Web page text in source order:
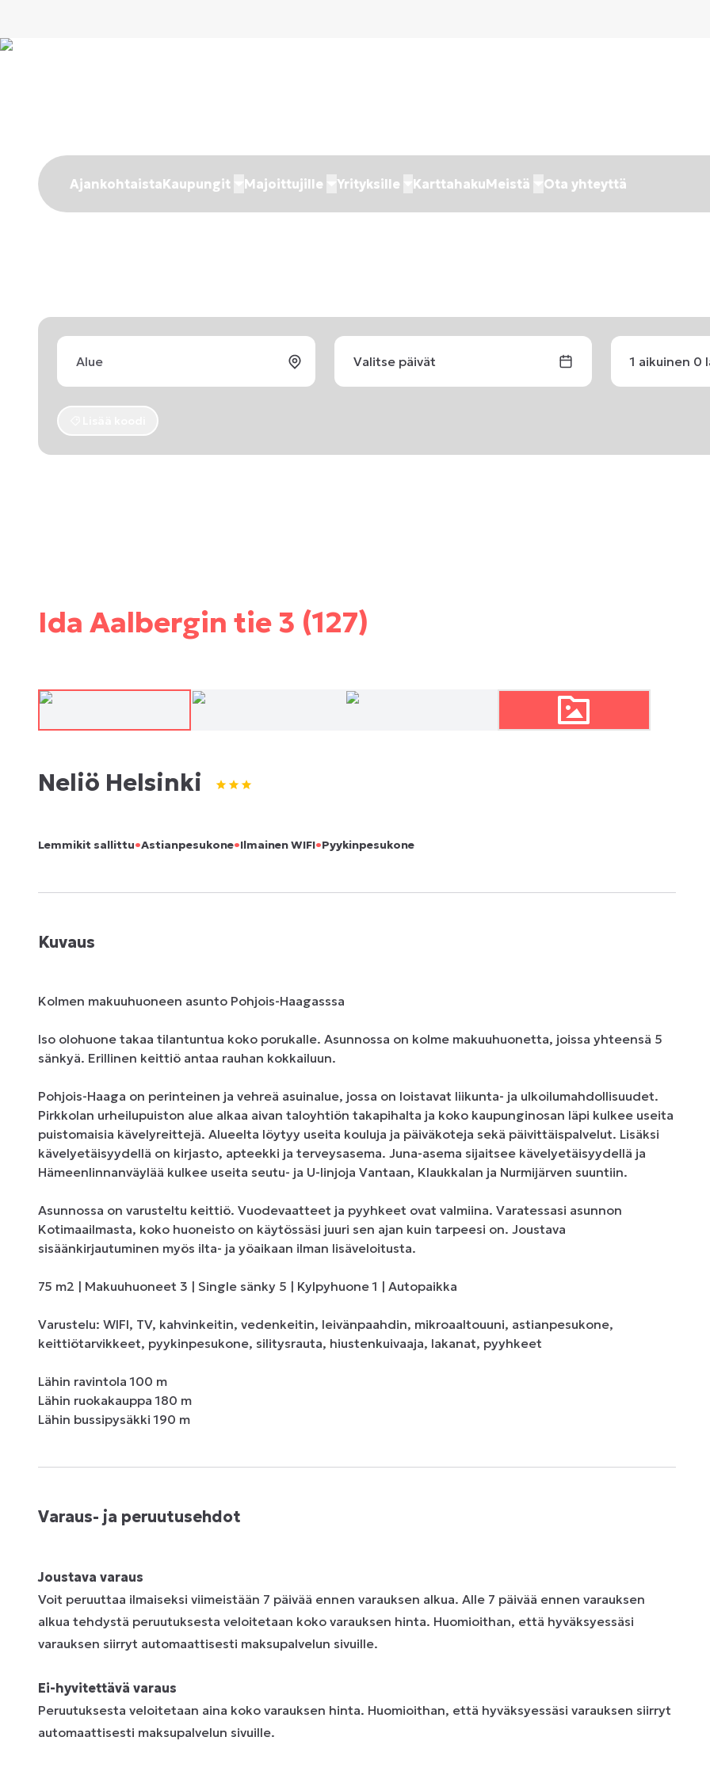
AjankohtaistaKaupungit Majoittujille Yrityksille KarttahakuMeistä Ota yhteyttä
Valitse päivät 1 aikuinen 0
Ida Aalbergin tie 3 (127)
Neliö Helsinki
Lemmikit sallittu•Astianpesukone•Ilmainen WIFI•Pyykinpesukone
Kuvaus
Kolmen makuuhuoneen asunto Pohjois-Haagasssa
Iso olohuone takaa tilantuntua koko porukalle. Asunnossa on kolme makuuhuonetta, joissa yhteensä 5
sänkyä. Erillinen keittiö antaa rauhan kokkailuun.
Pohjois-Haaga on perinteinen ja vehreä asuinalue, jossa on loistavat liikunta- ja ulkoilumahdollisuudet.
Pirkkolan urheilupuiston alue alkaa aivan taloyhtiön takapihalta ja koko kaupunginosan läpi kulkee useita
puistomaisia kävelyreittejä. Alueelta löytyy useita kouluja ja päiväkoteja sekä päivittäispalvelut. Lisäksi
kävelyetäisyydellä on kirjasto, apteekki ja terveysasema. Juna-asema sijaitsee kävelyetäisyydellä ja
Hämeenlinnanväylää kulkee useita seutu- ja U-linjoja Vantaan, Klaukkalan ja Nurmijärven suuntiin.
Asunnossa on varusteltu keittiö. Vuodevaatteet ja pyyhkeet ovat valmiina. Varatessasi asunnon
Kotimaailmasta, koko huoneisto on käytössäsi juuri sen ajan kuin tarpeesi on. Joustava
sisäänkirjautuminen myös ilta- ja yöaikaan ilman lisäveloitusta.
75 m2 | Makuuhuoneet 3 | Single sänky 5 | Kylpyhuone 1 | Autopaikka
Varustelu: WIFI, TV, kahvinkeitin, vedenkeitin, leivänpaahdin, mikroaaltouuni, astianpesukone,
keittiötarvikkeet, pyykinpesukone, silitysrauta, hiustenkuivaaja, lakanat, pyyhkeet
Lähin ravintola 100 m
Lähin ruokakauppa 180 m
Lähin bussipysäkki 190 m
Varaus- ja peruutusehdot
Joustava varaus
Voit peruuttaa ilmaiseksi viimeistään 7 päivää ennen varauksen alkua. Alle 7 päivää ennen varauksen
alkua tehdystä peruutuksesta veloitetaan koko varauksen hinta. Huomioithan, että hyväksyessäsi
varauksen siirryt automaattisesti maksupalvelun sivuille.
Ei-hyvitettävä varaus
Peruutuksesta veloitetaan aina koko varauksen hinta. Huomioithan, että hyväksyessäsi varauksen siirryt
automaattisesti maksupalvelun sivuille.